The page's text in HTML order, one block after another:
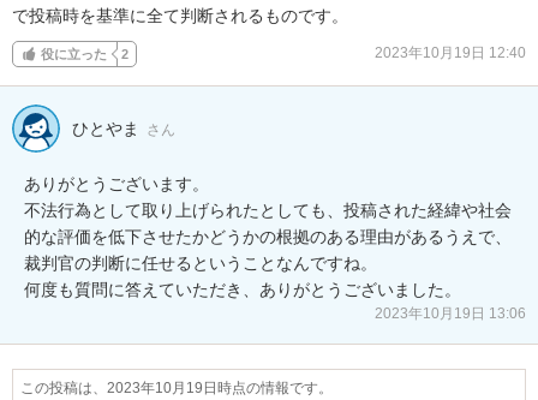
で投稿時を基準に全て判断されるものです。
役に立った 2 2023年10月19日 12:40
ひとやま さん
ありがとうございます。
不法行為として取り上げられたとしても、投稿された経緯や社会
的な評価を低下させたかどうかの根拠のある理由があるうえで、
裁判官の判断に任せるということなんですね。
何度も質問に答えていただき、ありがとうございました。
2023年10月19日 13:06
この投稿は、2023年10月19日時点の情報です。